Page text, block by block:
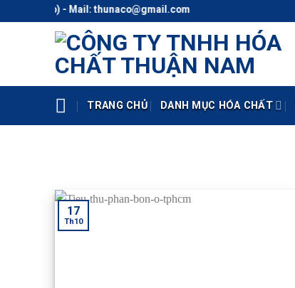
to
(Zalo) - Mail: thunaco@gmail.com
TRANG CHỦ DANH MỤC HÓA CHẤT
17
Th10